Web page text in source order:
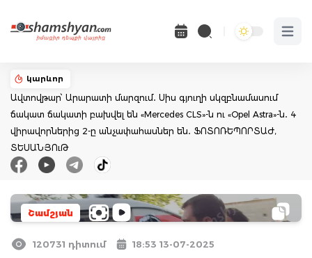
Open
կարևոր
Ավտովթար՝ Արարատի մարզում․ Սիս գյուղի սկզբնամասում
ճակատ ճակատի բախվել են «Mercedes CLS»-ն ու «Opel Astra»-ն․ 4
վիրավորներից 2-ը անչափահասներ են․ ՖՈՏՈՌԵՊՈՐՏԱԺ,
ՏԵՍԱՆՅՈւԹ
Շամշյան
120731 դիտում 18:53 13-07-2025